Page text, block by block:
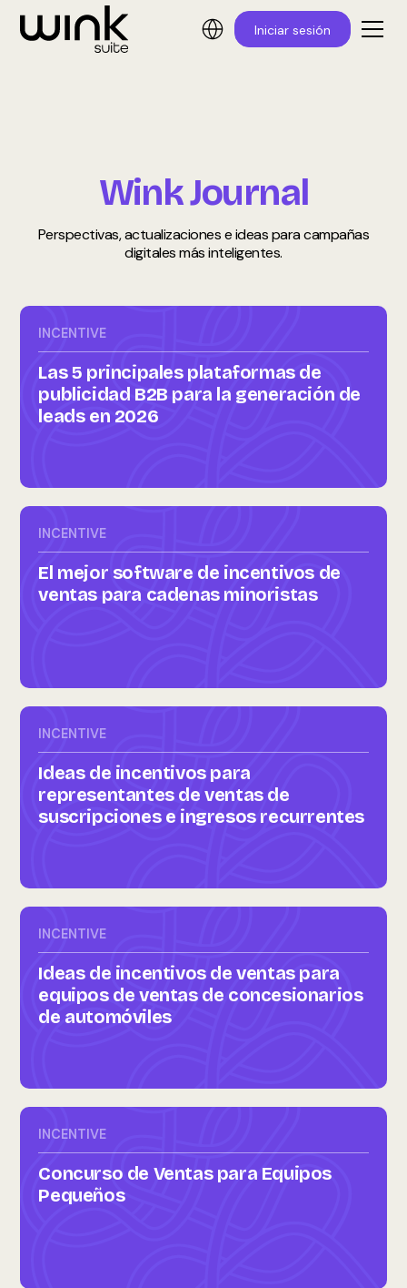
Iniciar sesión
Wink Journal
Perspectivas, actualizaciones e ideas para campañas
digitales más inteligentes.
INCENTIVE
Las 5 principales plataformas de
publicidad B2B para la generación de
leads en 2026
INCENTIVE
El mejor software de incentivos de
ventas para cadenas minoristas
INCENTIVE
Ideas de incentivos para
representantes de ventas de
suscripciones e ingresos recurrentes
INCENTIVE
Ideas de incentivos de ventas para
equipos de ventas de concesionarios
de automóviles
INCENTIVE
Concurso de Ventas para Equipos
Pequeños